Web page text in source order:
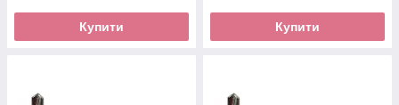
Купити Купити